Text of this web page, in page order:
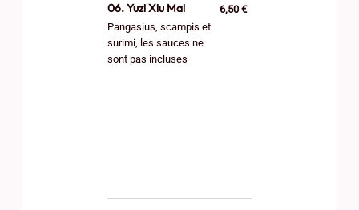
06. Yuzi Xiu Mai
Pangasius, scampis et
surimi, les sauces ne
sont pas incluses
6,50 €